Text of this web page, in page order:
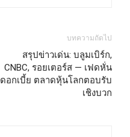
บทความถัดไป
สรุปข่าวเด่น: บลูมเบิร์ก,
CNBC, รอยเตอร์ส — เฟดหั่น
ดอกเบี้ย ตลาดหุ้นโลกตอบรับ
เชิงบวก